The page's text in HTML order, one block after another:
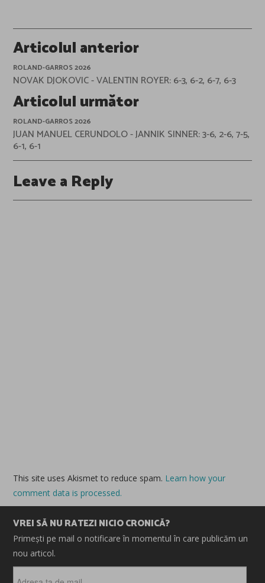
Post
navigation
Articolul anterior
ROLAND-GARROS 2026
NOVAK DJOKOVIC - VALENTIN ROYER: 6-3, 6-2, 6-7, 6-3
Articolul următor
ROLAND-GARROS 2026
JUAN MANUEL CERUNDOLO - JANNIK SINNER: 3-6, 2-6, 7-5,
6-1, 6-1
Leave a Reply
This site uses Akismet to reduce spam. Learn how your
comment data is processed.
VREI SĂ NU RATEZI NICIO CRONICĂ?
Primești pe mail o notificare în momentul în care publicăm un
nou articol.